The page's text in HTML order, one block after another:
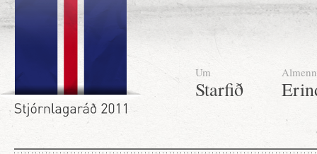
Um
Starfið
Almenn